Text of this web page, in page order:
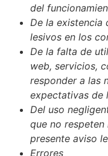
del
De la existencia
lesivos en los
De la falta de
web, servicios,
responder a las
expectativas de
Del uso
que no respeten
presente aviso
Errores